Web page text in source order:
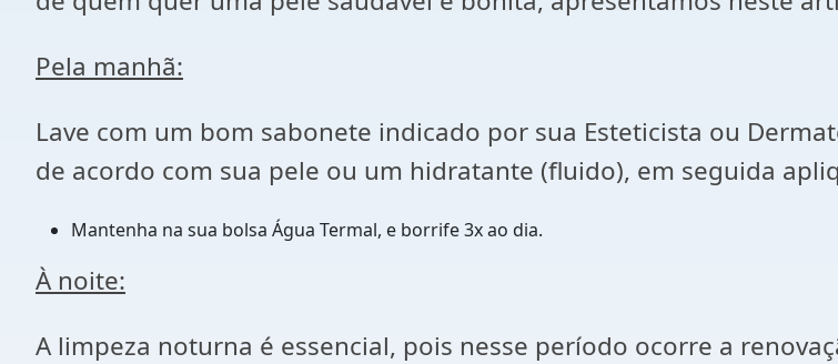
Pela manhã:
Lave com um bom sabonete indicado por sua Esteticista ou
de acordo com sua pele ou um hidratante (fluido), em seguida
Mantenha na sua bolsa Água Termal, e borrife 3x ao dia.
À noite:
A limpeza noturna é essencial, pois nesse período ocorre a